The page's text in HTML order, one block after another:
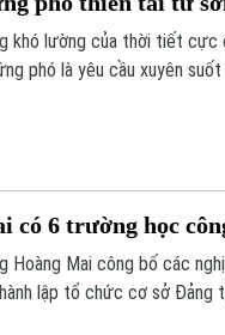
khó lường của thời tiết cực
phó là yêu cầu xuyên
có 6 trường học
Hoàng Mai công bố các
lập tổ chức cơ sở